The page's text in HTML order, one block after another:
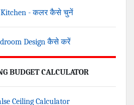
- कलर कैसे चुनें
Design कैसे करें
BUDGET CALCULATOR
Ceiling Calculator